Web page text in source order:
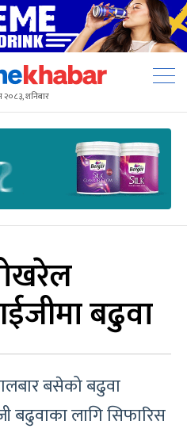
२०८३, शनिबार
बढुवा
बसेको बढुवा
लागि सिफारिस